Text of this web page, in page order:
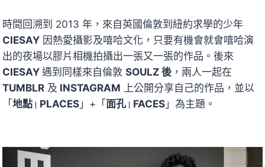
時間回溯到 2013 年，來自英國倫敦到紐約求學的少年
CIESAY 因熱愛攝影及嘻哈文化，只要有機會就會嘻哈演
出的夜場以膠片相機拍攝出一張又一張的作品。後來
CIESAY 遇到同樣來自倫敦 SOULZ 後 ，兩人一起在
TUMBLR 及 INSTAGRAM 上公開分享自己的作品，並以
「 地點 | PLACES 」+「 面孔 | FACES 」為主題。